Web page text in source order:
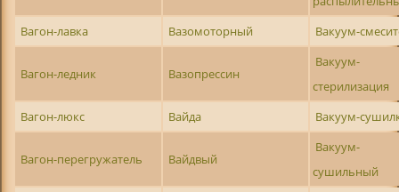
Вагон-лавка
Вазомоторный Вакуум-
Вагон-ледник Вазопрессин
Вакуум-
стерилизация
Вагон-люкс
Вайда Вакуум-
Вагон-перегружатель Вайдвый
Вакуум-
сушильный